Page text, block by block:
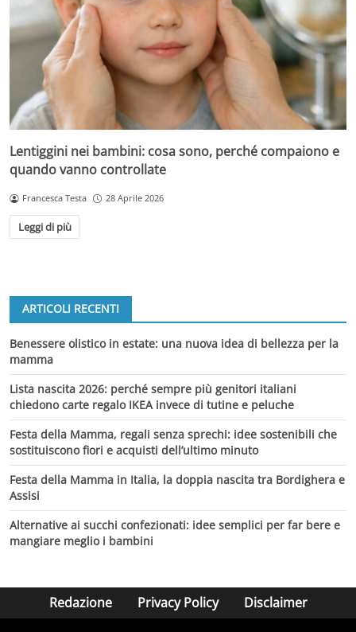
Lentiggini nei bambini: cosa sono, perché compaiono e
quando vanno controllate
Francesca Testa 28 Aprile 2026
Leggi di più
ARTICOLI RECENTI
Benessere olistico in estate: una nuova idea di bellezza per la
mamma
Lista nascita 2026: perché sempre più genitori italiani
chiedono carte regalo IKEA invece di tutine e peluche
Festa della Mamma, regali senza sprechi: idee sostenibili che
sostituiscono fiori e acquisti dell’ultimo minuto
Festa della Mamma in Italia, la doppia nascita tra Bordighera e
Assisi
Alternative ai succhi confezionati: idee semplici per far bere e
mangiare meglio i bambini
Redazione Privacy Policy Disclaimer